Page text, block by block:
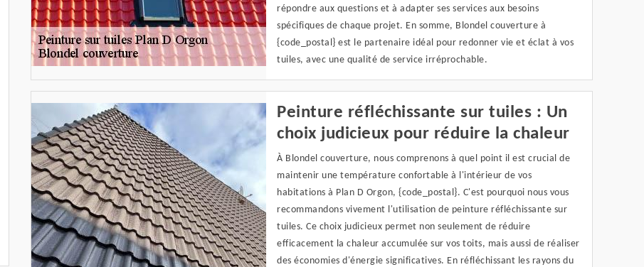
répondre aux questions et à adapter ses services aux besoins
spécifiques de chaque projet. En somme, Blondel couverture à
{code_postal} est le partenaire idéal pour redonner vie et éclat à vos
tuiles, avec une qualité de service irréprochable.
Peinture réfléchissante sur tuiles : Un
choix judicieux pour réduire la chaleur
À Blondel couverture, nous comprenons à quel point il est crucial de
maintenir une température confortable à l'intérieur de vos
habitations à Plan D Orgon, {code_postal}. C'est pourquoi nous vous
recommandons vivement l'utilisation de peinture réfléchissante sur
tuiles. Ce choix judicieux permet non seulement de réduire
efficacement la chaleur accumulée sur vos toits, mais aussi de réaliser
des économies d'énergie significatives. En réfléchissant les rayons du